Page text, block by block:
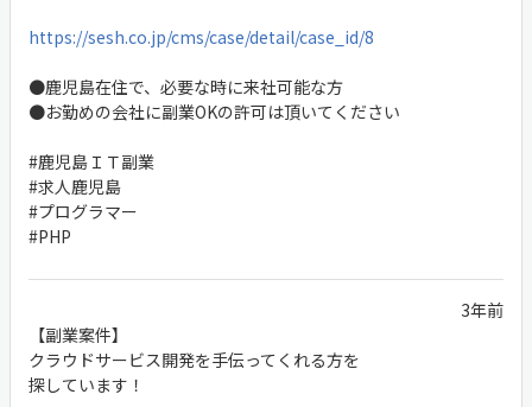
https://sesh.co.jp/cms/case/detail/case_id/8
●鹿児島在住で、必要な時に来社可能な方
●お勤めの会社に副業OKの許可は頂いてください
#鹿児島ＩＴ副業
#求人鹿児島
#プログラマー
#PHP
3年前
【副業案件】
クラウドサービス開発を手伝ってくれる方を
探しています！